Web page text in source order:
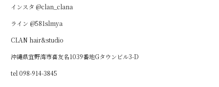
インスタ @clan_clana
ライン @581slmya
CLAN hair&studio
沖縄県宜野湾市喜友名1039番地Gタウンビル3-D
tel 098-914-3845